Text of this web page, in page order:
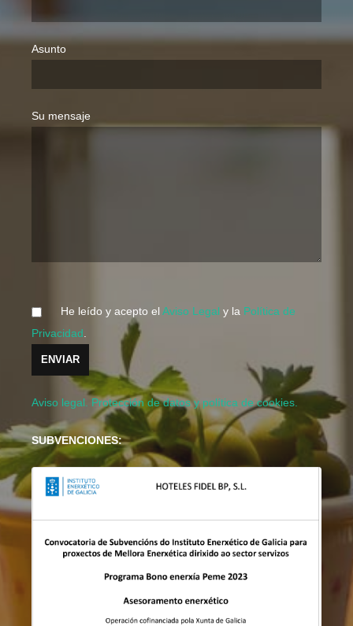
Asunto
Su mensaje
He leído y acepto el Aviso Legal y la Política de
Privacidad.
Aviso legal. Protección de datos y política de cookies.
SUBVENCIONES: